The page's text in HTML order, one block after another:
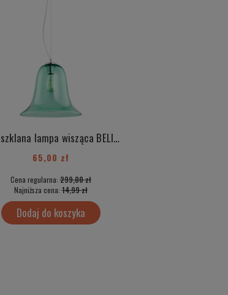
Duża szklana lampa wisząca BELIZE 3713
65,00 zł
Cena regularna:299,00 zł
Najniższa cena:14,99 zł
Dodaj do koszyka